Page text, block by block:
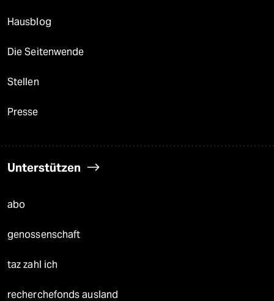
Hausblog
Die Seitenwende
Stellen
Presse
Unterstützen
abo
genossenschaft
taz zahl ich
recherchefonds ausland